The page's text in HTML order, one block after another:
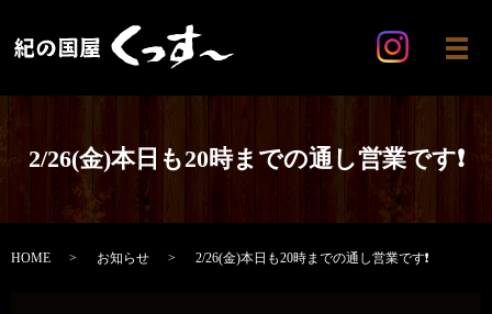
メ
2/26(金)本日も20時までの通し営業です❗
HOME お知らせ 2/26(金)本日も20時までの通し営業です❗